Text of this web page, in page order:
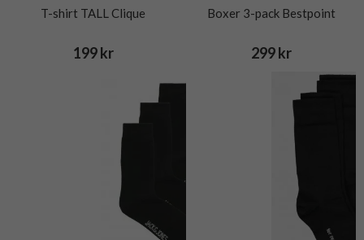
T-shirt TALL Clique
199 kr
Boxer 3-pack Bestpoint
299 kr